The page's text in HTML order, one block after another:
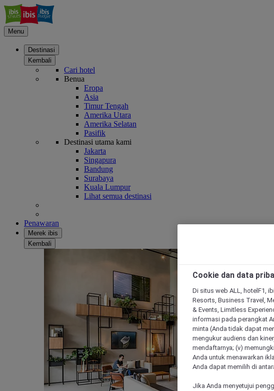
Menu
Destinasi
Kembali
Cari hotel
Benua
Eropa
Asia
Timur Tengah
Amerika Utara
Amerika Selatan
Pasifik
Destinasi utama kami
Jakarta
Singapura
Bandung
Surabaya
Kuala Lumpur
Lihat semua destinasi
Penawaran
Merek ibis
Kembali
Cookie dan data
Di situs web ALL, hotelF1,
Resorts, Business Travel,
& Events, Limitless
informasi pada perangkat
minta (Anda tidak dapat
mengukur audiens dan
mendaftarnya; (v)
Anda untuk menawarkan
Anda dapat memilih di
Jika Anda menyetujui